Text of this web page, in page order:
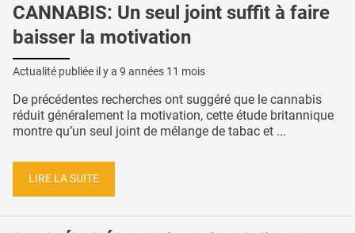
CANNABIS: Un seul joint suffit à faire
baisser la motivation
Actualité publiée il y a 9 années 11 mois
De précédentes recherches ont suggéré que le cannabis
réduit généralement la motivation, cette étude britannique
montre qu’un seul joint de mélange de tabac et ...
LIRE LA SUITE